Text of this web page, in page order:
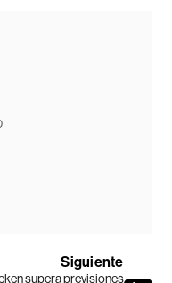
Siguiente
supera previsiones